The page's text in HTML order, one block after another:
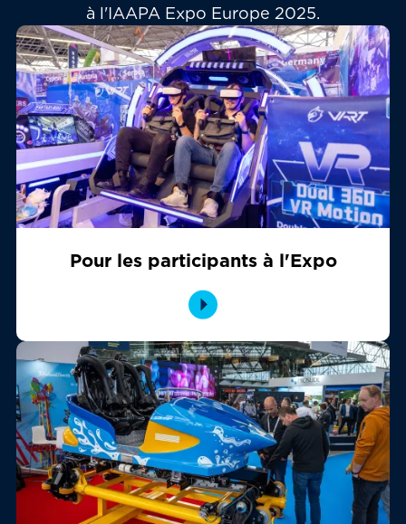
à l'IAAPA Expo Europe 2025.
Pour les participants à l'Expo